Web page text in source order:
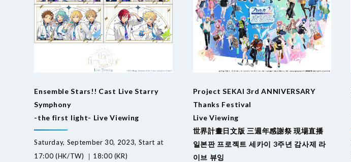
Ensemble Stars!! Cast Live Starry
Symphony
-the first light- Live Viewing
Saturday, September 30, 2023, Start at
17:00 (HK/TW) ｜18:00 (KR)
Project SEKAI 3rd ANNIVERSARY
Thanks Festival
Live Viewing
世界計畫日文版 三週年感謝祭 現場直播
일본판 프로젝트 세카이 3주년 감사제 라
이브 뷰잉